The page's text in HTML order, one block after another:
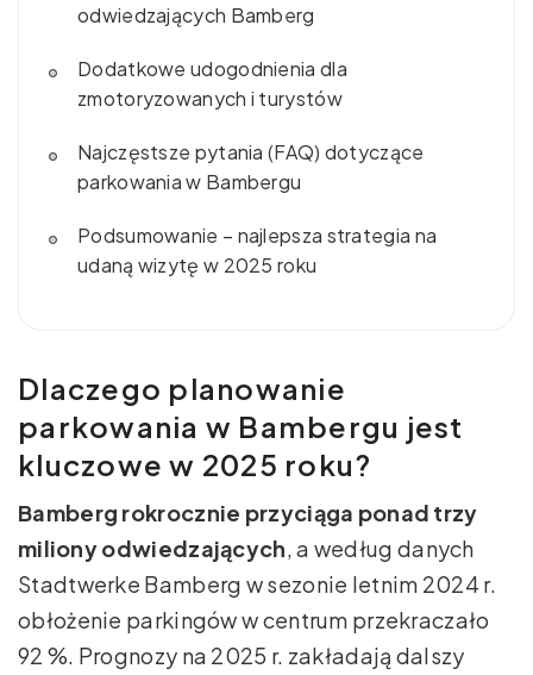
odwiedzających Bamberg
Dodatkowe udogodnienia dla
zmotoryzowanych i turystów
Najczęstsze pytania (FAQ) dotyczące
parkowania w Bambergu
Podsumowanie – najlepsza strategia na
udaną wizytę w 2025 roku
Dlaczego planowanie
parkowania w Bambergu jest
kluczowe w 2025 roku?
Bamberg rokrocznie przyciąga ponad trzy
miliony odwiedzających, a według danych
Stadtwerke Bamberg w sezonie letnim 2024 r.
obłożenie parkingów w centrum przekraczało
92 %. Prognozy na 2025 r. zakładają dalszy